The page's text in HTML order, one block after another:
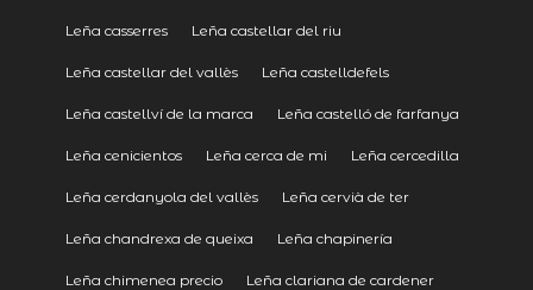
Leña casserres Leña castellar del riu
Leña castellar del vallès Leña castelldefels
Leña castellví de la marca Leña castelló de farfanya
Leña cenicientos Leña cerca de mi Leña cercedilla
Leña cerdanyola del vallès Leña cervià de ter
Leña chandrexa de queixa Leña chapinería
Leña chimenea precio Leña clariana de cardener